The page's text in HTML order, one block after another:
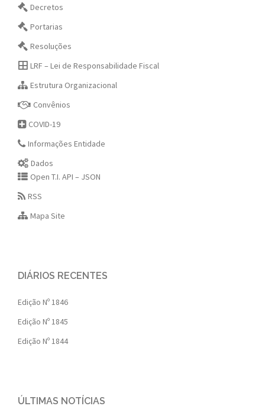
Decretos
Portarias
Resoluções
LRF – Lei de Responsabilidade Fiscal
Estrutura Organizacional
Convênios
COVID-19
Informações Entidade
Dados
Open T.I. API – JSON
RSS
Mapa Site
DIÁRIOS RECENTES
Edição Nº 1846
Edição Nº 1845
Edição Nº 1844
ÚLTIMAS NOTÍCIAS